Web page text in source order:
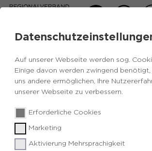
Auf unserer Webseite werden sog.
Einige davon werden zwingend benötigt,
uns andere ermöglichen, Ihre
unserer Webseite zu verbessern.
Erforderliche Cookies
Marketing
Aktivierung Mehrsprachigkeit
AKTUELLES
Zurück
NRW
ADFC-Radreiseanalyse 2020:
RuhrtalRadweg ist wieder